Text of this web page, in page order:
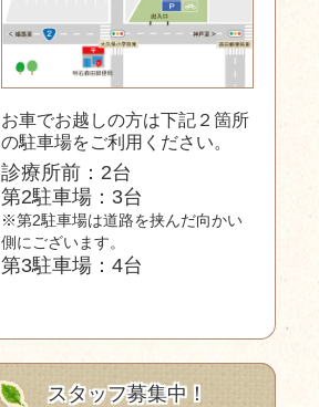
お車でお越しの方は下記２箇所
の駐車場をご利用ください。
診療所前：2台
第2駐車場：3台
※第2駐車場は道路を挟んだ向かい
側にございます。
第3駐車場：4台
スタッフ募集中！